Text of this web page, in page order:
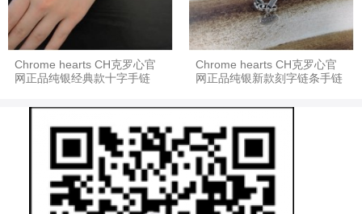
Chrome hearts CH克罗心官
网正品纯银经典款十字手链
Chrome hearts CH克罗心官
网正品纯银新款刻字链条手链